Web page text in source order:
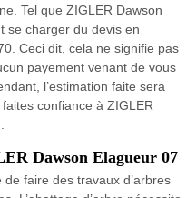
Tel que ZIGLER Dawson
se charger du devis en
Ceci dit, cela ne signifie pas
payement venant de vous
l’estimation faite sera
confiance à ZIGLER
Dawson Elagueur 07
faire des travaux d’arbres